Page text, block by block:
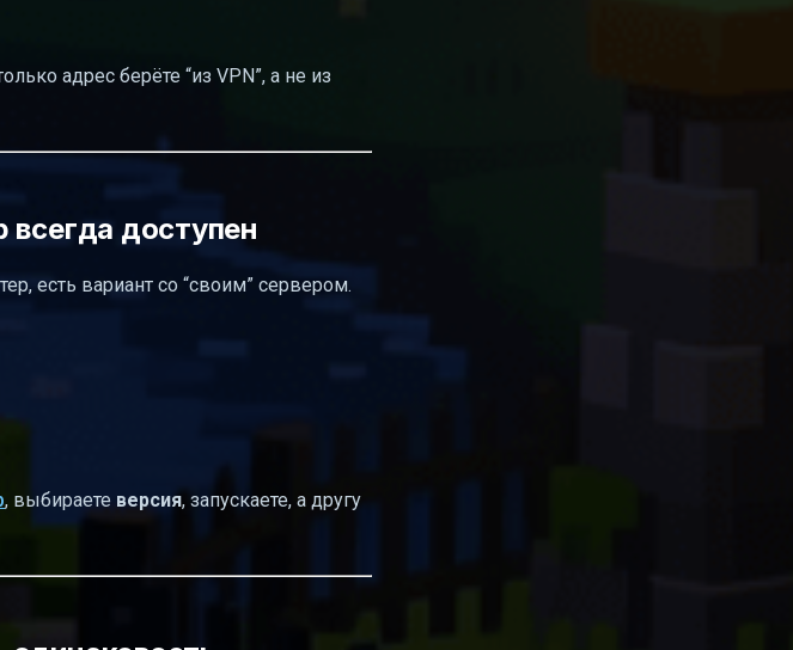
адрес берёте “из VPN”, а не из
всегда доступен
есть вариант со “своим” сервером.
, выбираете версия, запускаете, а другу